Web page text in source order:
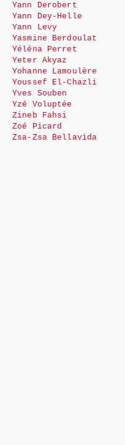
Yann Derobert
Yann Dey-Helle
Yann Levy
Yasmine Berdoulat
Yéléna Perret
Yeter Akyaz
Yohanne Lamoulère
Youssef El-Chazli
Yves Souben
Yzé Voluptée
Zineb Fahsi
Zoé Picard
Zsa-Zsa Bellavida